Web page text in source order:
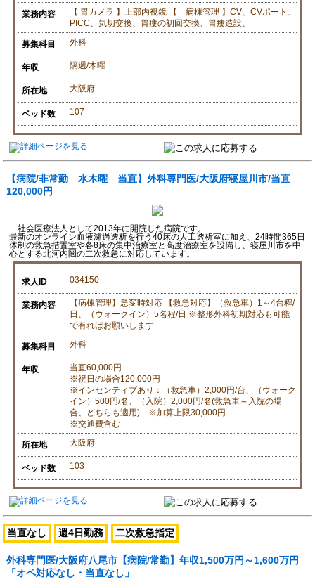
業務内容
【 胃カメラ 】上部内視鏡 【 病棟管理 】CV、CVポート、
PICC、気切交換、胃瘻の初回交換、胃瘻造設、
募集科目 外科
年収 隔週/木曜
所在地 大阪府
ベッド数 107
【病院/非常勤 水木曜 当直】外科専門医/大阪府寝屋川市/当直
120,000円
社会医療法人として2013年に開院した病院です。
最新のオンライン血液濾過透析を行う40床の人工透析室に加え、24時間365日
体制の救急措置室や各8床の集中治療室と高度治療室を設備し、寝屋川市を中
心とする北河内圏の二次救急に対応しています。
求人ID 034150
業務内容
【病棟管理】急変時対応 【救急対応】（救急車）1～4台程/
日、（ウォークイン）5名程/日 ※整形外科初期対応も可能
で有ればお願いします
募集科目 外科
年収
当直60,000円
※祝日の場合120,000円
※インセンティブあり：（救急車）2,000円/台、（ウォーク
イン）500円/名、（入院）2,000円/名(救急車～入院の場
合、どちらも適用) ※加算上限30,000円
※交通費含む
所在地 大阪府
ベッド数 103
当直なし 週4日勤務 二次救急指定
外科専門医/大阪府八尾市【病院/常勤】年収1,500万円～1,600万円
「オペ対応なし・当直なし」